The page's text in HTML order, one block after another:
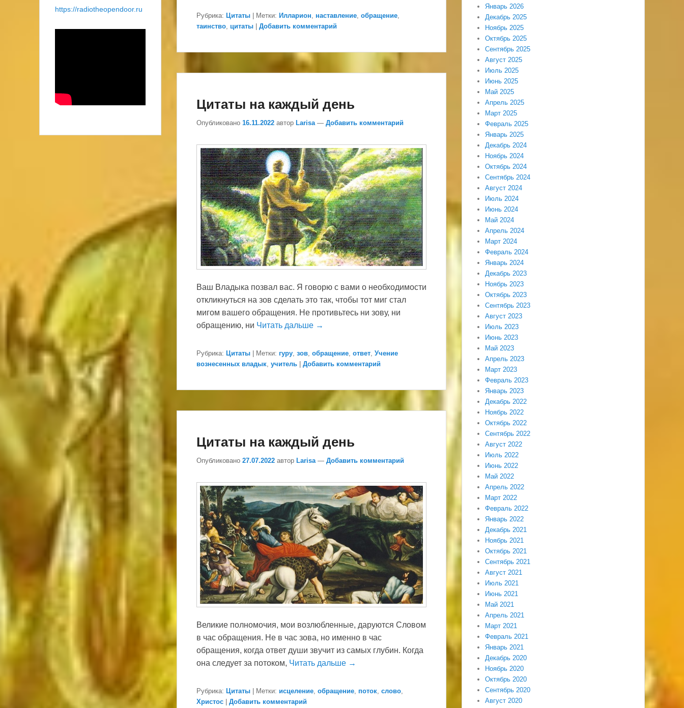
Рубрика: Цитаты Метки: Илларион наставление обращение
таинство цитаты Добавить комментарий
Цитаты на каждый день
Опубликовано 16.11.2022 автор Larisa — Добавить комментарий
Ваш Владыка позвал вас. Я говорю с вами о необходимости
откликнуться на зов сделать это так, чтобы тот миг стал
мигом вашего обращения. Не противьтесь ни зову, ни
обращению, ни Читать дальше →
Рубрика: Цитаты Метки: гуру, зов, обращение, ответ, Учение
вознесенных владык, учитель Добавить комментарий
Цитаты на каждый день
Опубликовано 27.07.2022 автор Larisa — Добавить комментарий
Великие полномочия, мои возлюбленные, даруются Словом
в час обращения. Не в час зова, но именно в час
обращения, когда ответ души звучит из самых глубин. Когда
она следует за потоком, Читать дальше →
Рубрика: Цитаты Метки: исцеление, обращение, поток, слово,
Христос
Добавить комментарий
Январь 2026
Декабрь 2025
Ноябрь 2025
Октябрь 2025
Сентябрь 2025
Август 2025
Июль 2025
Июнь 2025
Май 2025
Апрель 2025
Март 2025
Февраль 2025
Январь 2025
Декабрь 2024
Ноябрь 2024
Октябрь 2024
Сентябрь 2024
Август 2024
Июль 2024
Июнь 2024
Май 2024
Апрель 2024
Март 2024
Февраль 2024
Январь 2024
Декабрь 2023
Ноябрь 2023
Октябрь 2023
Сентябрь 2023
Август 2023
Июль 2023
Июнь 2023
Май 2023
Апрель 2023
Март 2023
Февраль 2023
Январь 2023
Декабрь 2022
Ноябрь 2022
Октябрь 2022
Сентябрь 2022
Август 2022
Июль 2022
Июнь 2022
Май 2022
Апрель 2022
Март 2022
Февраль 2022
Январь 2022
Декабрь 2021
Ноябрь 2021
Октябрь 2021
Сентябрь 2021
Август 2021
Июль 2021
Июнь 2021
Май 2021
Апрель 2021
Март 2021
Февраль 2021
Январь 2021
Декабрь 2020
Ноябрь 2020
Октябрь 2020
Сентябрь 2020
Август 2020
https://radiotheopendoor.ru